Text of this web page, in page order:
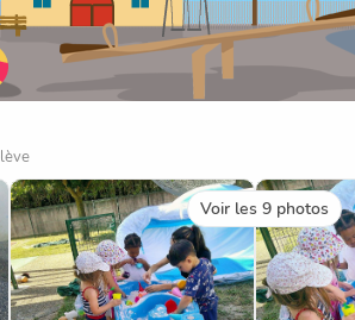
Voir les 9 photos